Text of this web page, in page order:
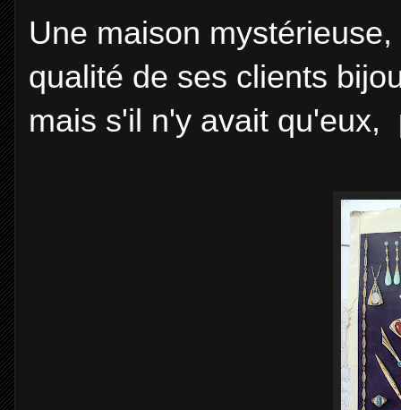
Une maison
qualité de ses clients
mais s'il n'y avait qu'eux,